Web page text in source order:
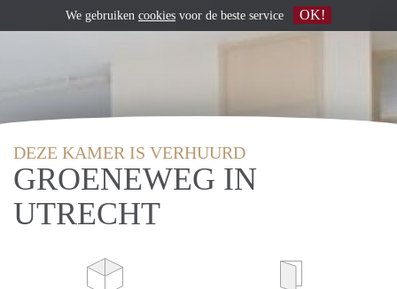
DEZE KAMER IS VERHUURD
GROENEWEG IN
UTRECHT
We gebruiken cookies voor de beste service OK!